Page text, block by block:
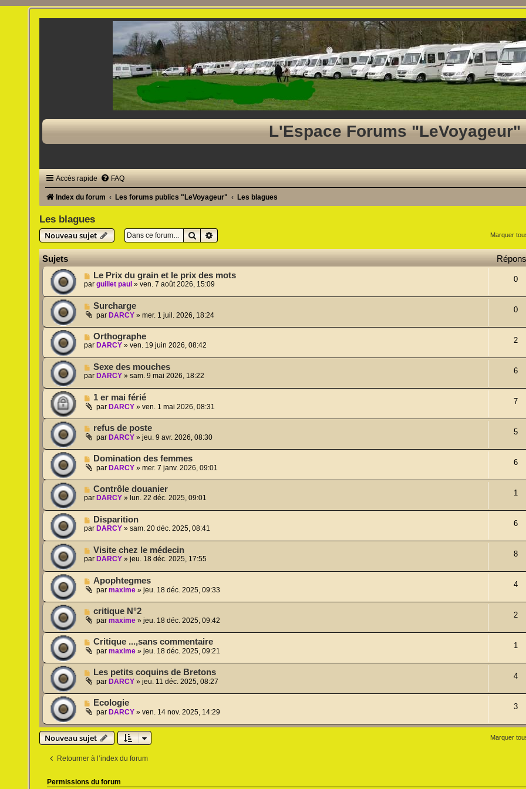
L'Espace Forums "LeVoyageur"
Accès rapide FAQ
Index du forum Les forums publics "LeVoyageur" Les blagues
Les blagues
Nouveau sujet
RechercherRecherche avancée Marquer
Sujets
Le Prix du grain et le prix des mots
parguillet paul »ven. 7 août 2026, 15:09
0
Surcharge
par DARCY »mer. 1 juil. 2026, 18:24
0
Orthographe
par DARCY »ven. 19 juin 2026, 08:42
2
Sexe des mouches
par DARCY »sam. 9 mai 2026, 18:22
6
1 er mai férié
par DARCY »ven. 1 mai 2026, 08:31
7
refus de poste
par DARCY »jeu. 9 avr. 2026, 08:30
5
Domination des femmes
par DARCY »mer. 7 janv. 2026, 09:01
6
Contrôle douanier
par DARCY » lun. 22 déc. 2025, 09:01
1
Disparition
par DARCY »sam. 20 déc. 2025, 08:41
6
Visite chez le médecin
par DARCY »jeu. 18 déc. 2025, 17:55
8
Apophtegmes
parmaxime »jeu. 18 déc. 2025, 09:33
4
critique N°2
parmaxime »jeu. 18 déc. 2025, 09:42
2
Critique ...,sans commentaire
parmaxime »jeu. 18 déc. 2025, 09:21
1
Les petits coquins de Bretons
par DARCY »jeu. 11 déc. 2025, 08:27
4
Ecologie
par DARCY »ven. 14 nov. 2025, 14:29
3
Nouveau sujet Marquer
Retourner à l’index du forum
Permissions du forum